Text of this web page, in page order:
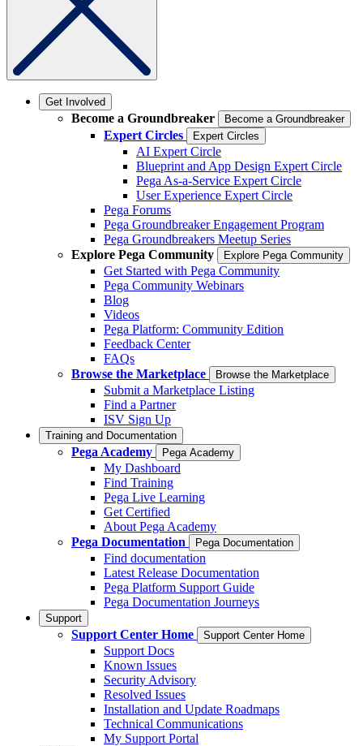
Get Involved
Become a Groundbreaker Become a Groundbreaker
Expert Circles Expert Circles
AI Expert Circle
Blueprint and App Design Expert Circle
Pega As-a-Service Expert Circle
User Experience Expert Circle
Pega Forums
Pega Groundbreaker Engagement Program
Pega Groundbreakers Meetup Series
Explore Pega Community
Explore Pega Community
Get Started with Pega Community
Pega Community Webinars
Blog
Videos
Pega Platform: Community Edition
Feedback Center
FAQs
Browse the Marketplace
Browse the Marketplace
Submit a Marketplace Listing
Find a Partner
ISV Sign Up
Training and Documentation
Pega Academy Pega Academy
My Dashboard
Find Training
Pega Live Learning
Get Certified
About Pega Academy
Pega Documentation
Pega Documentation
Find documentation
Latest Release Documentation
Pega Platform Support Guide
Pega Documentation Journeys
Support
Support Center Home Support Center Home
Support Docs
Known Issues
Security Advisory
Resolved Issues
Installation and Update Roadmaps
Technical Communications
My Support Portal